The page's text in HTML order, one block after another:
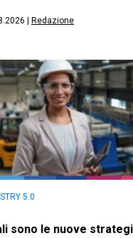
Redazione
5.0
sono le nuove